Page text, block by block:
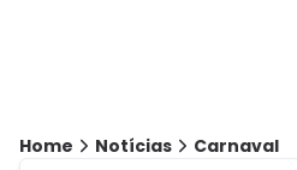
Home Notícias Carnaval